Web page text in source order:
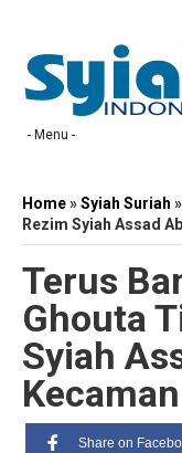
Home»Syiah Suriah »
Rezim Syiah Assad
Terus
Ghouta
Syiah
Share on